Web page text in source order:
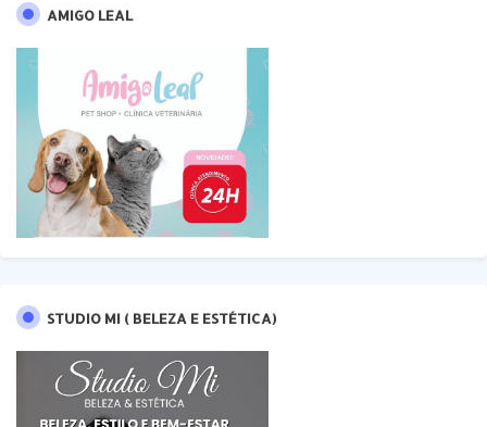
AMIGO LEAL
STUDIO MI ( BELEZA E ESTÉTICA)